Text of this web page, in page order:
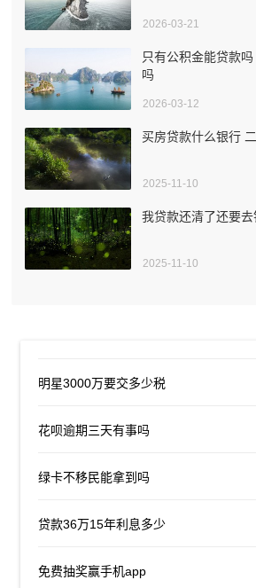
2026-03-21
只有公积金能贷款
吗
2026-03-12
买房贷款什么银行
2025-11-10
我贷款还清了还要
2025-11-10
明星3000万要交多少税
花呗逾期三天有事吗
绿卡不移民能拿到吗
贷款36万15年利息多少
免费抽奖赢手机app